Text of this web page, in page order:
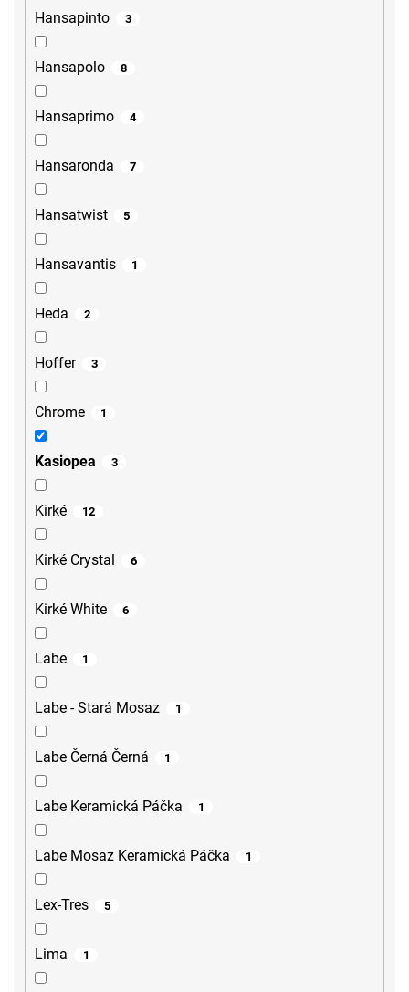
Hansapinto 3
Hansapolo 8
Hansaprimo 4
Hansaronda 7
Hansatwist 5
Hansavantis 1
Heda 2
Hoffer 3
Chrome 1
Kasiopea 3
Kirké 12
Kirké Crystal 6
Kirké White 6
Labe 1
Labe - Stará Mosaz 1
Labe Černá Černá 1
Labe Keramická Páčka 1
Labe Mosaz Keramická Páčka 1
Lex-Tres 5
Lima 1